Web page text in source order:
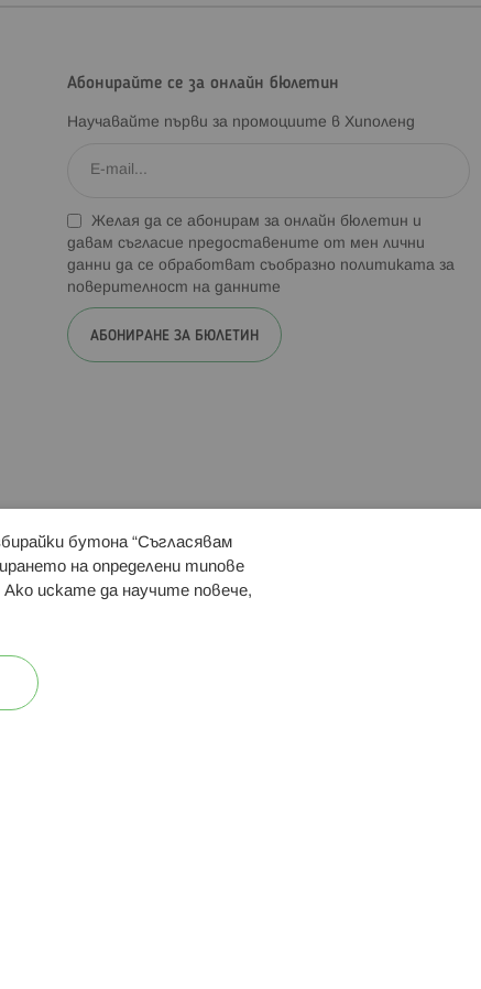
Абонирайте се за онлайн бюлетин
Научавайте първи за промоциите в Хиполенд
Желая да се абонирам за онлайн бюлетин и
давам съгласие предоставените от мен лични
данни да се обработват съобразно политиката за
поверителност на данните
АБОНИРАНЕ ЗА БЮЛЕТИН
бутона “Съгласявам
на определени типове
искате да научите повече,